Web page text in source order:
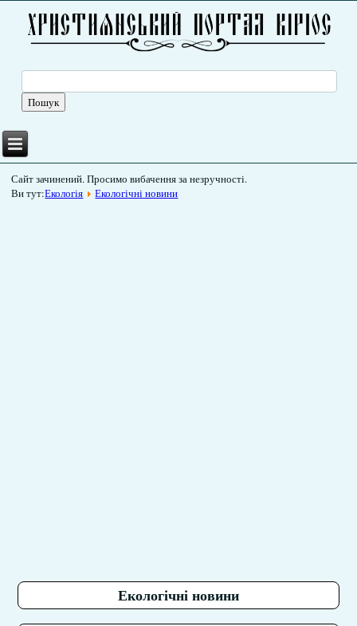
Сайт зачинений. Просимо вибачення за незручності.
Ви тут:Екологія Екологічні новини
Екологічні новини